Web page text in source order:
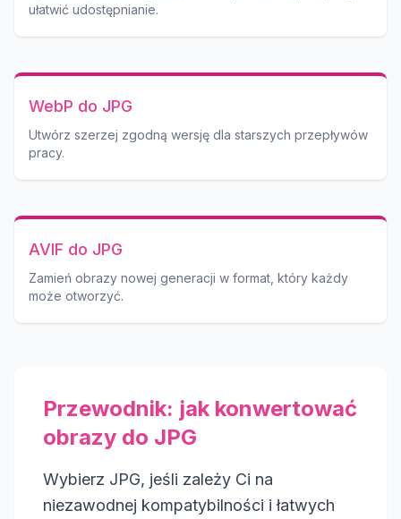
ułatwić udostępnianie.
WebP do JPG
Utwórz szerzej zgodną wersję dla starszych przepływów
pracy.
AVIF do JPG
Zamień obrazy nowej generacji w format, który każdy
może otworzyć.
Przewodnik: jak konwertować
obrazy do JPG
Wybierz JPG, jeśli zależy Ci na
niezawodnej kompatybilności i łatwych